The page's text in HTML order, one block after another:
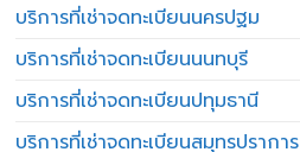
บริการที่เช่าจดทะเบียนนครปฐม
บริการที่เช่าจดทะเบียนนนทบุรี
บริการที่เช่าจดทะเบียนปทุมธานี
บริการที่เช่าจดทะเบียนสมุทรปราการ